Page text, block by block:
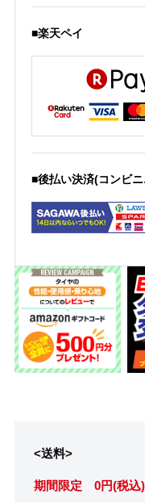
■楽天ペイ
■後払い決済(コンビ
<送料>
期間限定 0円(税込)